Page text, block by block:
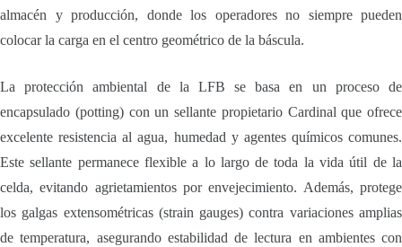
almacén y producción, donde los operadores no siempre pueden
colocar la carga en el centro geométrico de la báscula.
La protección ambiental de la LFB se basa en un proceso de
encapsulado (potting) con un sellante propietario Cardinal que ofrece
excelente resistencia al agua, humedad y agentes químicos comunes.
Este sellante permanece flexible a lo largo de toda la vida útil de la
celda, evitando agrietamientos por envejecimiento. Además, protege
los galgas extensométricas (strain gauges) contra variaciones amplias
de temperatura, asegurando estabilidad de lectura en ambientes con